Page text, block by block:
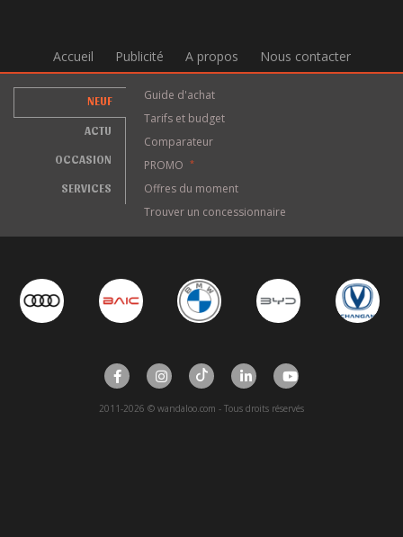
Accueil Publicité A propos Nous contacter
NEUF
ACTU
OCCASION
SERVICES
Guide d'achat
Tarifs et budget
Comparateur
PROMO
*
Offres du moment
Trouver un concessionnaire
2011-2026 © wandaloo.com - Tous droits réservés